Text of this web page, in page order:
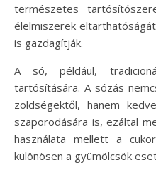
természetes
élelmiszerek
is gazdagítják.
A só, például,
tartósítására. A sózás
zöldségektől, hanem
szaporodására is, ezáltal
használata mellett a
különösen a gyümölcsök